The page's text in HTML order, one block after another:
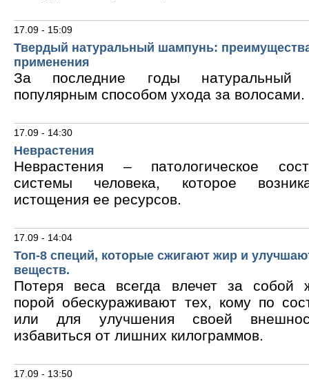
17.09 - 15:09
Твердый натуральный шампунь:
применения
За последние годы натуральный
популярным способом ухода за волосами.
17.09 - 14:30
Неврастения
Неврастения – патологическое
системы человека, которое
истощения ее ресурсов.
17.09 - 14:04
Топ-8 специй, которые сжигают жир и
веществ.
Потеря веса всегда влечет за собой
порой обескураживают тех, кому по
или для улучшения своей
избавиться от лишних килограммов.
17.09 - 13:50